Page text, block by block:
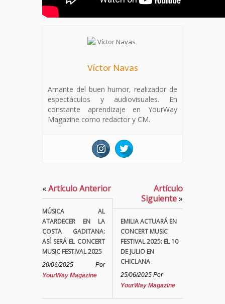
Víctor Navas
Amante del buen humor, realizador de
espectáculos y audiovisuales. En
constante aprendizaje en YourWay
Magazine como redactor y CM.
«Artículo Anterior
MÚSICA AL
ATARDECER EN LA
COSTA GADITANA:
ASÍ SERÁ EL CONCERT
MUSIC FESTIVAL 2025
20/06/2025
Por
YourWay Magazine
Artículo
Siguiente»
EMILIA ACTUARÁ EN
CONCERT MUSIC
FESTIVAL 2025: EL 10
DE JULIO EN
CHICLANA
25/06/2025 Por
YourWay Magazine